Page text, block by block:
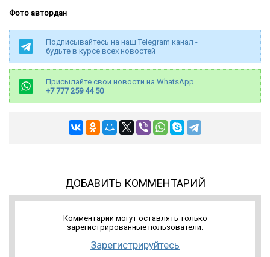
Фото автордан
Подписывайтесь на наш Telegram канал -
будьте в курсе всех новостей
Присылайте свои новости на WhatsApp
+7 777 259 44 50
ДОБАВИТЬ КОММЕНТАРИЙ
Комментарии могут оставлять только
зарегистрированные пользователи.
Зарегистрируйтесь